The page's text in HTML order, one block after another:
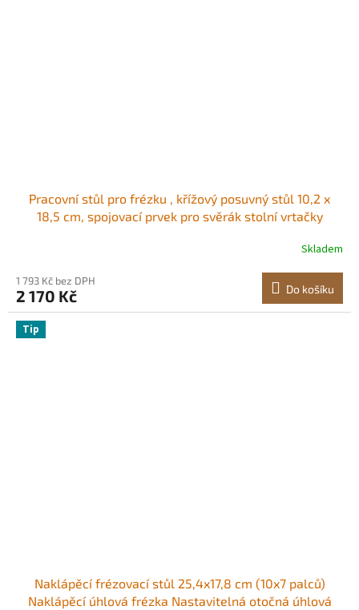
Pracovní stůl pro frézku , křížový posuvný stůl 10,2 x
18,5 cm, spojovací prvek pro svěrák stolní vrtačky
Skladem
1 793 Kč bez DPH
2 170 Kč Do košíku
Tip
Naklápěcí frézovací stůl 25,4x17,8 cm (10x7 palců)
Naklápěcí úhlová frézka Nastavitelná otočná úhlová